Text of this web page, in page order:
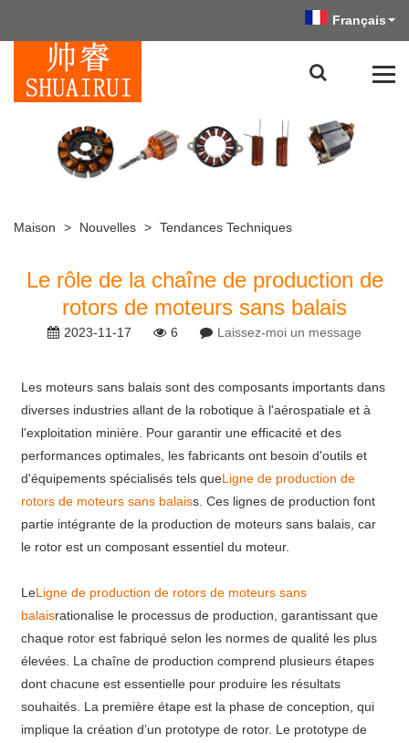
Français
Maison > Nouvelles > Tendances Techniques
Le rôle de la chaîne de production de
rotors de moteurs sans balais
2023-11-17 6 Laissez-moi un message
Les moteurs sans balais sont des composants importants dans
diverses industries allant de la robotique à l'aérospatiale et à
l'exploitation minière. Pour garantir une efficacité et des
performances optimales, les fabricants ont besoin d'outils et
d'équipements spécialisés tels queLigne de production de
rotors de moteurs sans balaiss. Ces lignes de production font
partie intégrante de la production de moteurs sans balais, car
le rotor est un composant essentiel du moteur.
LeLigne de production de rotors de moteurs sans
balaisrationalise le processus de production, garantissant que
chaque rotor est fabriqué selon les normes de qualité les plus
élevées. La chaîne de production comprend plusieurs étapes
dont chacune est essentielle pour produire les résultats
souhaités. La première étape est la phase de conception, qui
implique la création d’un prototype de rotor. Le prototype de